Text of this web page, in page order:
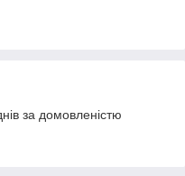
за домовленістю